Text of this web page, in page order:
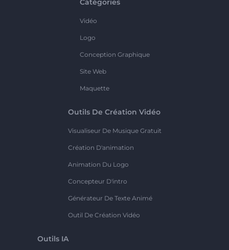
Catégories
Vidéo
Logo
Conception Graphique
Site Web
Maquette
Outils De Création Vidéo
Visualiseur De Musique Gratuit
Création D'animation
Animation Du Logo
Concepteur D'intro
Générateur De Texte Animé
Outil De Création Vidéo
Outils IA